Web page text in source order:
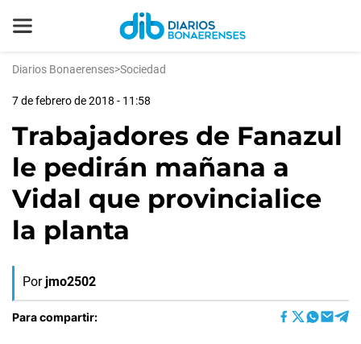
Diarios Bonaerenses>Sociedad
7 de febrero de 2018 - 11:58
Trabajadores de Fanazul
le pedirán mañana a
Vidal que provincialice
la planta
Por jmo2502
Para compartir: